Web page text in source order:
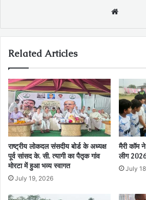
Related Articles
राष्ट्रीय लोकदल संसदीय बोर्ड के अध्यक्ष
पूर्व सांसद के. सी. त्यागी का पैतृक गांव
मोरटा में हुआ भव्य स्वागत
July 19, 2026
मैरी कॉम
लीग
July